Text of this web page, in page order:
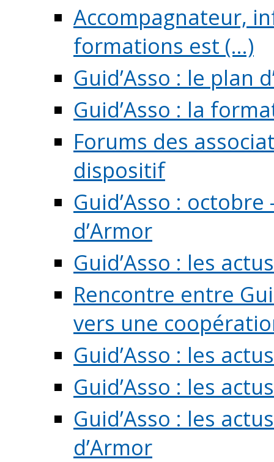
Accompagnateur,
formations est (...)
Guid’Asso : le plan
Guid’Asso : la
Forums des
dispositif
Guid’Asso :
d’Armor
Guid’Asso : les
Rencontre entre
vers une
Guid’Asso : les
Guid’Asso : les
Guid’Asso : les
d’Armor